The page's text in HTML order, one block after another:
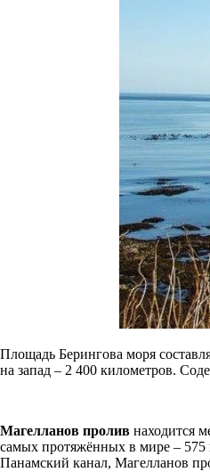
Площадь Берингова моря
на запад – 2 400 километров.
Магелланов пролив находится
самых протяжённых в мире – 575
Панамский канал, Магелланов